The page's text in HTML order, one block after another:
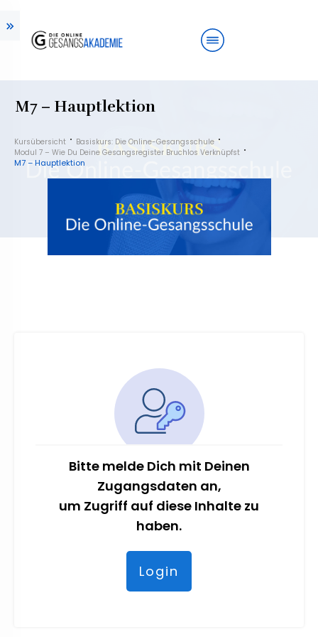
M7 – Hauptlektion
Kursübersicht
Basiskurs: Die Online-Gesangsschule
Modul 7 – Wie Du Deine Gesangsregister Bruchlos Verknüpfst
M7 – Hauptlektion
Bitte melde Dich mit Deinen
Zugangsdaten an,
um Zugriff auf diese Inhalte zu
haben.
Login